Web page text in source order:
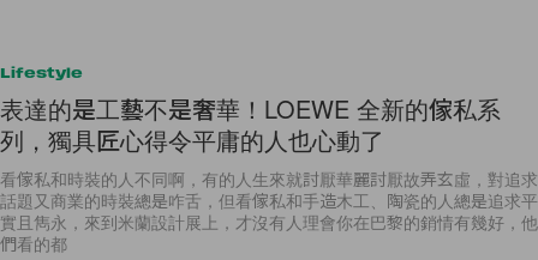
Lifestyle
表達的是工藝不是奢華！LOEWE 全新的傢私系
列，獨具匠心得令平庸的人也心動了
看傢私和時裝的人不同啊，有的人生來就討厭華麗討厭故弄玄虛，對追求
話題又商業的時裝總是咋舌，但看傢私和手造木工、陶瓷的人總是追求平
實且雋永，來到米蘭設計展上，才沒有人理會你在巴黎的銷情有幾好，他
們看的都